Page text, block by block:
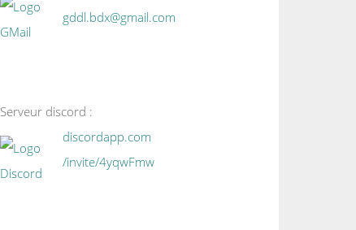
gddl.bdx@gmail.com
Serveur discord :
discordapp.com
/invite/4yqwFmw